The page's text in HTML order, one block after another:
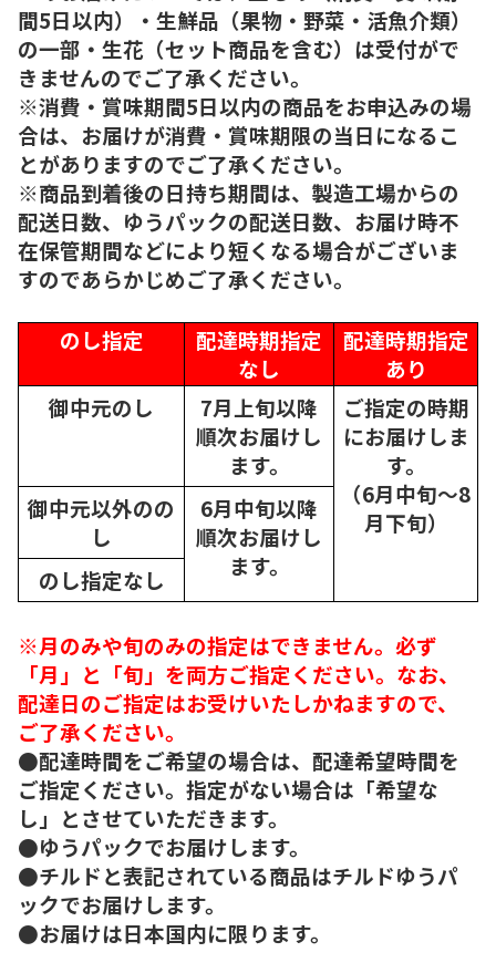
間5日以内）・生鮮品（果物・野菜・活魚介類）
の一部・生花（セット商品を含む）は受付がで
きませんのでご了承ください。
※消費・賞味期間5日以内の商品をお申込みの場
合は、お届けが消費・賞味期限の当日になるこ
とがありますのでご了承ください。
※商品到着後の日持ち期間は、製造工場からの
配送日数、ゆうパックの配送日数、お届け時不
在保管期間などにより短くなる場合がございま
すのであらかじめご了承ください。
のし指定
配達時期指定
なし
配達時期指定
あり
御中元のし
7月上旬以降
順次お届けし
ます。
ご指定の時期
にお届けしま
す。
（6月中旬～8
月下旬）
御中元以外のの
し
6月中旬以降
順次お届けし
ます。
のし指定なし
※月のみや旬のみの指定はできません。必ず
「月」と「旬」を両方ご指定ください。なお、
配達日のご指定はお受けいたしかねますので、
ご了承ください。
●配達時間をご希望の場合は、配達希望時間を
ご指定ください。指定がない場合は「希望な
し」とさせていただきます。
●ゆうパックでお届けします。
●チルドと表記されている商品はチルドゆうパ
ックでお届けします。
●お届けは日本国内に限ります。